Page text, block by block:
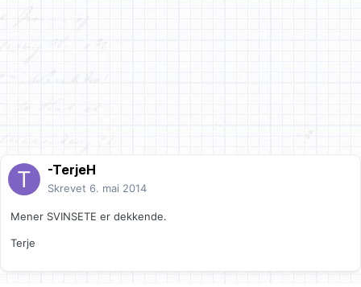
-TerjeH
Skrevet 6. mai 2014
Mener SVINSETE er dekkende.
Terje